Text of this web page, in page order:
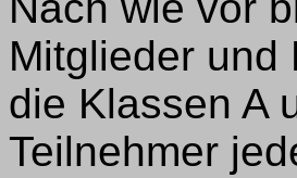
Mitglieder und
die Klassen A
Teilnehmer